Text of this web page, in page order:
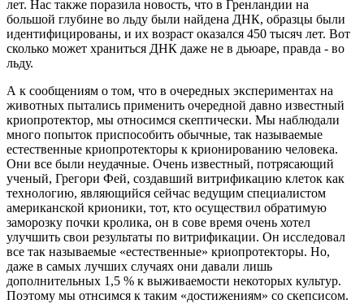
лет. Нас также поразила новость, что в Гренландии на
большой глубине во льду были найдена ДНК, образцы были
идентифицированы, и их возраст оказался 450 тысяч лет. Вот
сколько может храниться ДНК даже не в дьюаре, правда - во
льду.
А к сообщениям о том, что в очередных экспериментах на
животных пытались применить очередной давно известный
криопротектор, мы относимся скептически. Мы наблюдали
много попыток приспособить обычные, так называемые
естественные криопротекторы к крионированию человека.
Они все были неудачные. Очень известный, потрясающий
ученый, Грегори Фей, создавший витрификацию клеток как
технологию, являющийся сейчас ведущим специалистом
американской крионики, тот, кто осуществил обратимую
заморозку почки кролика, он в сове время очень хотел
улучшить свои результаты по витрификации. Он исследовал
все так называемые «естественные» криопротекторы. Но,
даже в самых лучших случаях они давали лишь
дополнительных 1,5 % к выживаемости некоторых культур.
Поэтому мы отнсимся к таким «достижениям» со скепсисом.